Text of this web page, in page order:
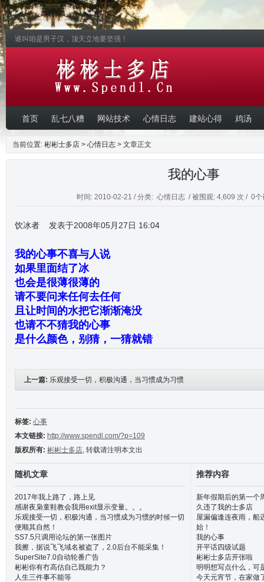
谁叫咱是男子汉，顶天立地要坚强！
首页 乱七八糟 网站技术 心情日志 建站心得 鸡汤
当前位置: 彬彬士多店 > 心情日志 > 文章正文
我的心事
时间: 2010-02-21 / 分类: 心情日志 / 被围观: 4,609 次 / 0个
饮冰者 发表于2008年05月27日 16:04
我的心事不喜与人说
如果里面结了冰
也会是很薄很薄的
请不要问来任何去任何
且让时间的水把它渐渐淹没
也请不不猜我的心事
是什么颜色，别猜，一猜就错
上一篇: 乐观接受一切，积极沟通，当习惯成为习惯
标签: 心事
本文链接: http://www.spendl.com/?p=109
版权所有: 彬彬士多店, 转载请注明本文出
随机文章
2017年我上路了，路上见
感谢夜枭童鞋教会我用exit显示变量。。。
乐观接受一切，积极沟通，当习惯成为习惯的时候一切
便顺其自然！
SS7.5只调用论坛的第一张图片
我擦，据说飞飞域名被盗了，2.0后台不能采集！
SuperSite7.0自动轮番广告
彬彬你有冇高估自己既能力？
人生三件事不能等
推荐内容
新年假期后的第一个
久违了我的士多店
屋漏偏逢连夜雨，船
始！
我的心事
开平话四级试题
彬彬士多店开张啦
明明想写点什么，可
今天元宵节，在家做